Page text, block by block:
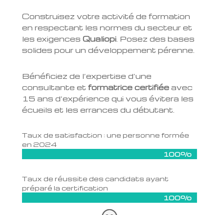
Construisez votre activité de formation
en respectant les normes du secteur et
les exigences Qualiopi. Posez des bases
solides pour un développement pérenne.
Bénéficiez de l’expertise d’une
consultante et formatrice certifiéeavec
15 ans d’expérience qui vous évitera les
écueils et les errances du débutant.
Taux de satisfaction : une personne formée
en 2024
100%
100%
Taux de réussite des candidats ayant
préparé la certification
100%
100%